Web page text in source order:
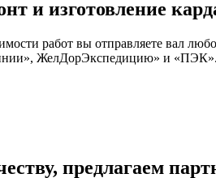
и изготовление
работ вы отправляете вал
ЖелДорЭкспедицию» и «ПЭК».
предлагаем